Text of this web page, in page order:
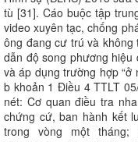
tù [31]. Cáo buộc tập
video xuyên tạc, chống
ông đang cư trú và
dẫn độ song phương
và áp dụng trường hợp “ở
b khoản 1 Điều 4 TTLT
nét: Cơ quan điều tra
chứng cứ, ban hành kết
trong vòng một tháng;